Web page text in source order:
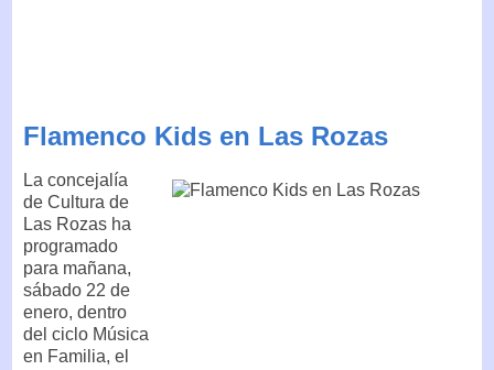
Flamenco Kids en Las Rozas
La concejalía
de Cultura de
Las Rozas ha
programado
para mañana,
sábado 22 de
enero, dentro
del ciclo Música
en Familia, el